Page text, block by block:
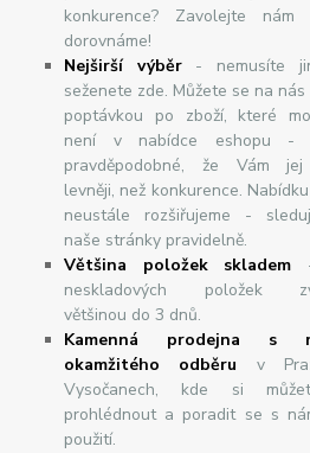
konkurence? Zavolejte
dorovnáme!
Nejširšívýběr- nemusíte
seženete zde. Můžete se na
poptávkou po zboží, které
není v nabídce eshopu -
pravděpodobné, že Vám jej
levněji, než konkurence.
neustále rozšiřujeme -
naše stránky pravidelně.
Většina položek skladem
neskladových položek
většinou do 3 dnů.
Kamenná prodejna s
okamžitého odběru v
Vysočanech, kde si
prohlédnout a poradit se s
použití.